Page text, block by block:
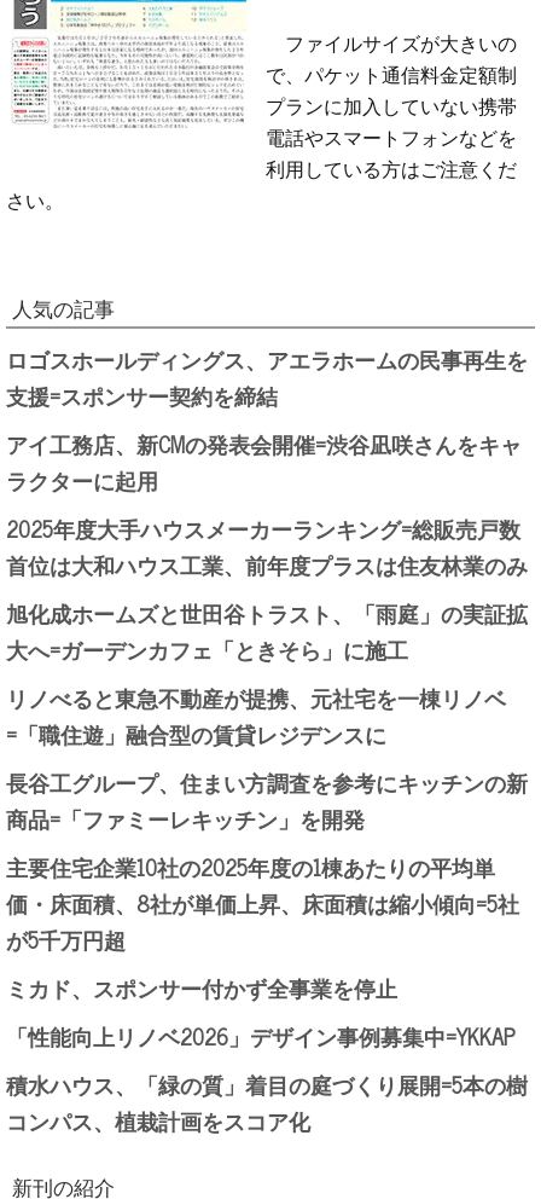
ファイルサイズが大きいの
で、パケット通信料金定額制
プランに加入していない携帯
電話やスマートフォンなどを
利用している方はご注意くだ
さい。
人気の記事
ロゴスホールディングス、アエラホームの民事再生を
支援=スポンサー契約を締結
アイ工務店、新CMの発表会開催=渋谷凪咲さんをキャ
ラクターに起用
2025年度大手ハウスメーカーランキング=総販売戸数
首位は大和ハウス工業、前年度プラスは住友林業のみ
旭化成ホームズと世田谷トラスト、「雨庭」の実証拡
大へ=ガーデンカフェ「ときそら」に施工
リノべると東急不動産が提携、元社宅を一棟リノベ
=「職住遊」融合型の賃貸レジデンスに
長谷工グループ、住まい方調査を参考にキッチンの新
商品=「ファミーレキッチン」を開発
主要住宅企業10社の2025年度の1棟あたりの平均単
価・床面積、8社が単価上昇、床面積は縮小傾向=5社
が5千万円超
ミカド、スポンサー付かず全事業を停止
「性能向上リノベ2026」デザイン事例募集中=YKKAP
積水ハウス、「緑の質」着目の庭づくり展開=5本の樹
コンパス、植栽計画をスコア化
新刊の紹介